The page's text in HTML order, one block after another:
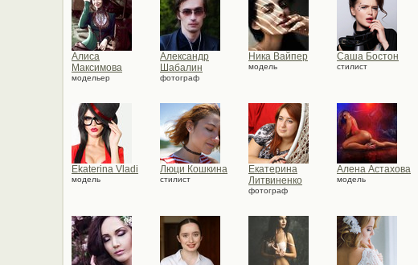
Алиса
Максимова
модельер
Александр
Шабалин
фотограф
Ника Вайпер
модель
Саша Бостон
стилист
Ekaterina Vladi
модель
Люци Кошкина
стилист
Екатерина
Литвиненко
фотограф
Алена Астахова
модель